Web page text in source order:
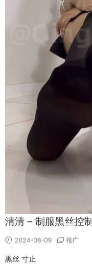
清清 – 制服黑丝控制
2024-08-09 推广
黑丝 寸止